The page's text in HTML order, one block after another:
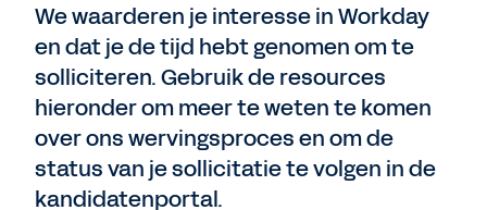
Job Search
We waarderen je interesse in Workday
en dat je de tijd hebt genomen om te
solliciteren. Gebruik de resources
hieronder om meer te weten te komen
over ons wervingsproces en om de
status van je sollicitatie te volgen in de
kandidatenportal.